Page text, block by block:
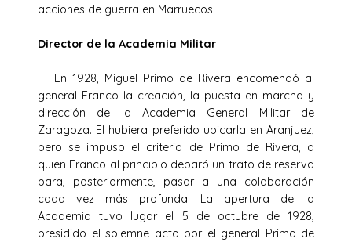
acciones de guerra en Marruecos.
Director de la Academia Militar
En 1928, Miguel Primo de Rivera encomendó al
general Franco la creación, la puesta en marcha y
dirección de la Academia General Militar de
Zaragoza. El hubiera preferido ubicarla en Aranjuez,
pero se impuso el criterio de Primo de Rivera, a
quien Franco al principio deparó un trato de reserva
para, posteriormente, pasar a una colaboración
cada vez más profunda. La apertura de la
Academia tuvo lugar el 5 de octubre de 1928,
presidido el solemne acto por el general Primo de